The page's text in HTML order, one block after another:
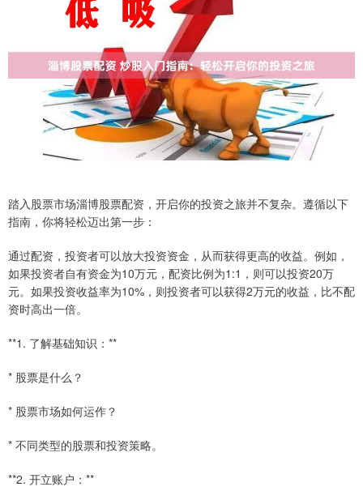
踏入股票市场淄博股票配资，开启你的投资之旅并不复杂。遵循以下
指南，你将轻松迈出第一步：
通过配资，投资者可以放大投资资金，从而获得更高的收益。例如，
如果投资者自有资金为10万元，配资比例为1:1，则可以投资20万
元。如果投资收益率为10%，则投资者可以获得2万元的收益，比不配
资时高出一倍。
**1. 了解基础知识：**
* 股票是什么？
* 股票市场如何运作？
* 不同类型的股票和投资策略。
**2. 开立账户：**